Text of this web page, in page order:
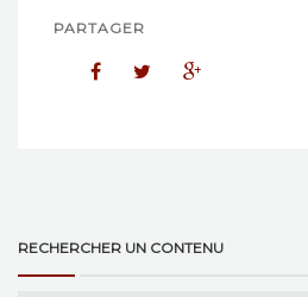
PARTAGER
RECHERCHER UN CONTENU